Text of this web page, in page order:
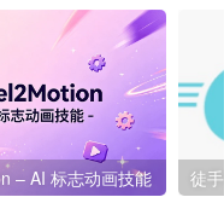
– AI 标志动画技能